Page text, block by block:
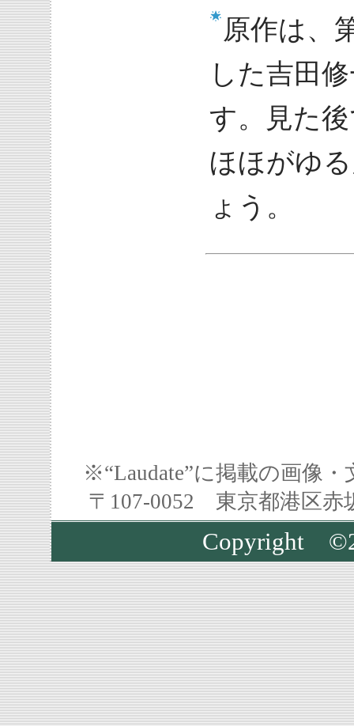
原作は、
した吉田
す。見た
ほほがゆ
ょう。
※“Laudate”に掲載の画像
〒107-0052 東京都港区
Copyright